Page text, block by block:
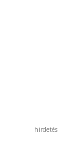
hirdetés